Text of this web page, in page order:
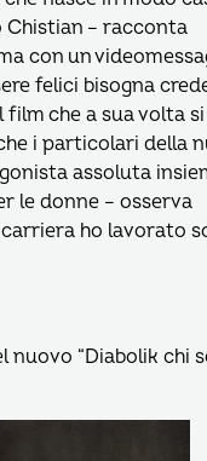
Chistian – racconta
con un
felici bisogna
che a sua volta
i particolari della
assoluta
le donne – osserva
ho lavorato
“Diabolik chi